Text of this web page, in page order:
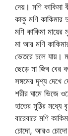
দেয়। মণি কাকিমা
কাকু মণি কাকিমার
মণি কাকিমা
মা আর মণি
ভেতরে চলে যায়।
ছেড়ে মা জিব বের
সঙ্গমের দৃশ্য দেখে
শরীর ঘামে ভিজে
হাতের মুঠির মধ্যে
বারেবারে মণি
চোদো, আরও